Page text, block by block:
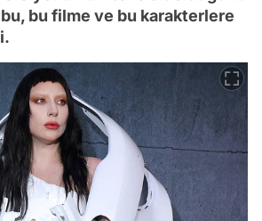
bu filme ve bu karakterlere